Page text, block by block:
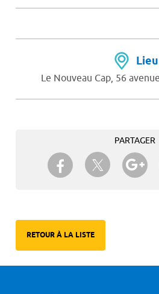
Lieu
Le Nouveau Cap, 56
PARTAGER
Partager surPartager
RETOUR À LA LISTE